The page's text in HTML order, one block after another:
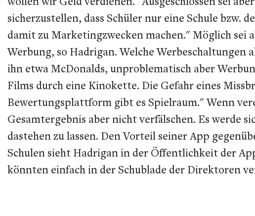
sicherzustellen, dass Schüler nur eine Schule
damit zu Marketingzwecken machen." Möglich
Werbung, so Hadrigan. Welche
ihn etwa McDonalds, unproblematisch aber
Films durch eine Kinokette. Die Gefahr eines
Bewertungsplattform gibt es Spielraum." Wenn
Gesamtergebnis aber nicht verfälschen. Es werde
dastehen zu lassen. Den Vorteil seiner App
Schulen sieht Hadrigan in der Öffentlichkeit der
könnten einfach in der Schublade der Direktoren